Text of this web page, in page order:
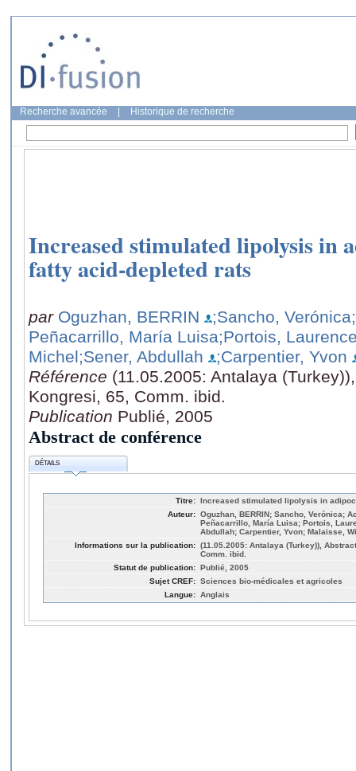
Recherche avancée Historique de recherche
Increased stimulated lipolysis in
fatty acid-depleted rats
par Oguzhan, BERRIN ;Sancho, Verónica
Peñacarrillo, María Luisa;Portois,
Michel;Sener, Abdullah
;Carpentier, Yvon
Référence (11.05.2005: Antalaya
Kongresi, 65, Comm. ibid.
Publication Publié, 2005
Abstract de conférence
DÉTAILS
Titre: Increased stimulated lipolysis in
Auteur: Oguzhan, BERRIN; Sancho, Verónica;
Peñacarrillo, María Luisa; Portois,
Abdullah; Carpentier, Yvon; Malaisse,
Informations sur la publication: (11.05.2005: Antalaya (Turkey)),
Comm. ibid.
Statut de publication: Publié, 2005
Sujet CREF: Sciences bio-médicales et agricoles
Langue: Anglais